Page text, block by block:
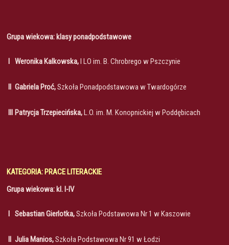
Grupa wiekowa: klasy ponadpodstawowe
I Weronika Kalkowska,I LO im. B. Chrobrego w Pszczynie
II Gabriela Proć,Szkoła Ponadpodstawowa w Twardogórze
III Patrycja Trzepiecińska,L.O. im. M. Konopnickiej w Poddębicach
KATEGORIA: PRACE LITERACKIE
Grupa wiekowa: kl. I-IV
I Sebastian Gierlotka,Szkoła Podstawowa Nr 1 w Kaszowie
II Julia Manios,Szkoła Podstawowa Nr 91 w Łodzi